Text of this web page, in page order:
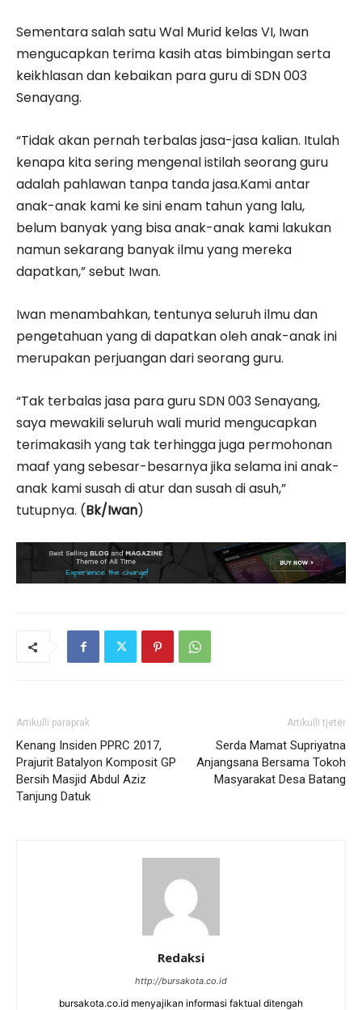
Sementara salah satu Wal Murid kelas VI, Iwan
mengucapkan terima kasih atas bimbingan serta
keikhlasan dan kebaikan para guru di SDN 003
Senayang.
“Tidak akan pernah terbalas jasa-jasa kalian. Itulah
kenapa kita sering mengenal istilah seorang guru
adalah pahlawan tanpa tanda jasa.Kami antar
anak-anak kami ke sini enam tahun yang lalu,
belum banyak yang bisa anak-anak kami lakukan
namun sekarang banyak ilmu yang mereka
dapatkan,” sebut Iwan.
Iwan menambahkan, tentunya seluruh ilmu dan
pengetahuan yang di dapatkan oleh anak-anak ini
merupakan perjuangan dari seorang guru.
“Tak terbalas jasa para guru SDN 003 Senayang,
saya mewakili seluruh wali murid mengucapkan
terimakasih yang tak terhingga juga permohonan
maaf yang sebesar-besarnya jika selama ini anak-
anak kami susah di atur dan susah di asuh,”
tutupnya. (Bk/Iwan)
Artikulli paraprak
Kenang Insiden PPRC 2017,
Prajurit Batalyon Komposit GP
Bersih Masjid Abdul Aziz
Tanjung Datuk
Artikulli tjetër
Serda Mamat Supriyatna
Anjangsana Bersama Tokoh
Masyarakat Desa Batang
Redaksi
http://bursakota.co.id
bursakota.co.id menyajikan informasi faktual ditengah